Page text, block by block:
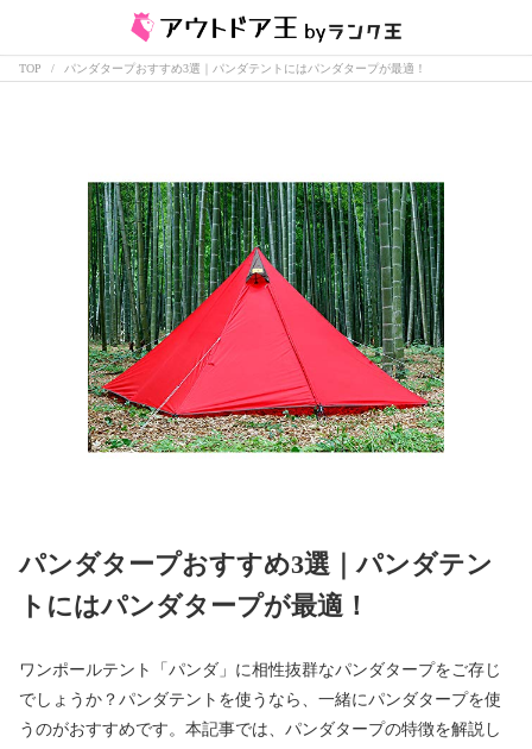
TOP パンダタープおすすめ3選｜パンダテントにはパンダタープが最適！
パンダタープおすすめ3選｜パンダテン
トにはパンダタープが最適！
ワンポールテント「パンダ」に相性抜群なパンダタープをご存じ
でしょうか？パンダテントを使うなら、一緒にパンダタープを使
うのがおすすめです。本記事では、パンダタープの特徴を解説し